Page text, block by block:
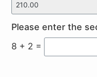
Please enter the
8 + 2 =